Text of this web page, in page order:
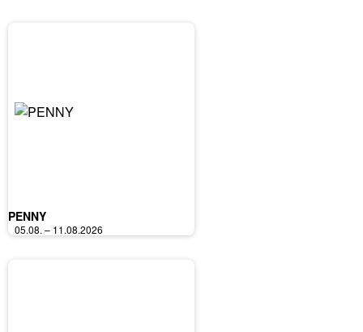
PENNY
05.08. – 11.08.2026